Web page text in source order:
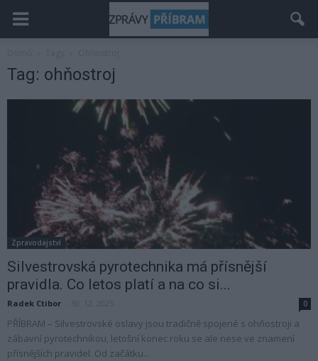
Tag: ohňostroj
Zpravodajství
Silvestrovská pyrotechnika má přísnější
pravidla. Co letos platí a na co si...
Radek Ctibor 0
PŘÍBRAM – Silvestrovské oslavy jsou tradičně spojené s ohňostroji a
zábavní pyrotechnikou, letošní konec roku se ale nese ve znamení
přísnějších pravidel. Od začátku...